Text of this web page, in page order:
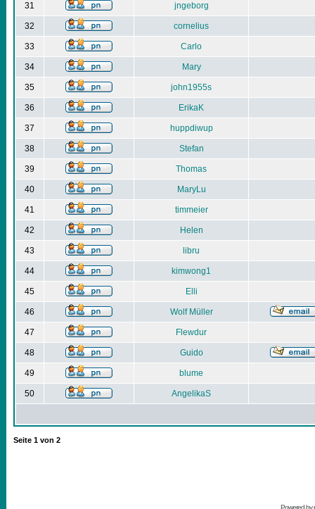
31 jngeborg
32 cornelius
33 Carlo
34 Mary
35 john1955s
36 ErikaK
37 huppdiwup
38 Stefan
39 Thomas
40 MaryLu
41 timmeier
42 Helen
43 libru
44 kimwong1
45 Elli
46 Wolf Müller
47 Flewdur
48 Guido
49 blume
50 AngelikaS
Seite 1 von 2
Powered by